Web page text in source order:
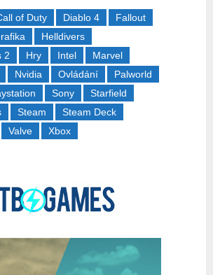
of Duty Diablo 4
Fallout
Helldivers
2
Hry Intel
Marvel
Nvidia Ovládání
Palworld
Sony
Starfield
Steam
Steam Deck
Valve Xbox